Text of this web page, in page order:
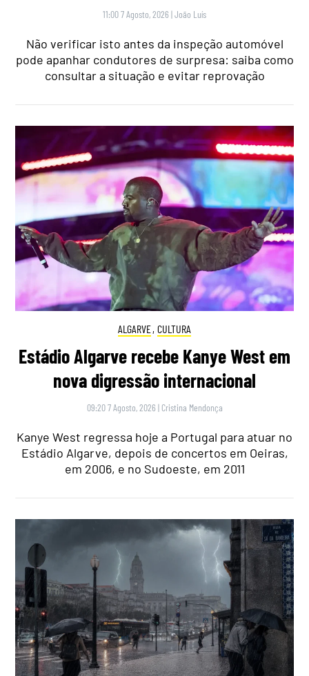
11:00 7 Agosto, 2026 |João Luís
Não verificar isto antes da inspeção automóvel
pode apanhar condutores de surpresa: saiba como
consultar a situação e evitar reprovação
ALGARVE, CULTURA
Estádio Algarve recebe Kanye West em
nova digressão internacional
09:20 7 Agosto, 2026 | Cristina Mendonça
Kanye West regressa hoje a Portugal para atuar no
Estádio Algarve, depois de concertos em Oeiras,
em 2006, e no Sudoeste, em 2011